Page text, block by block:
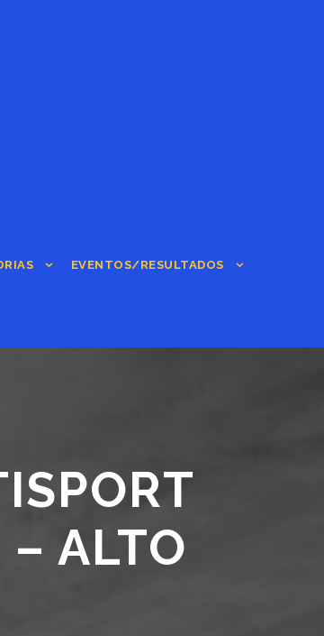
EVENTOS/RESULTADOS
ALTO